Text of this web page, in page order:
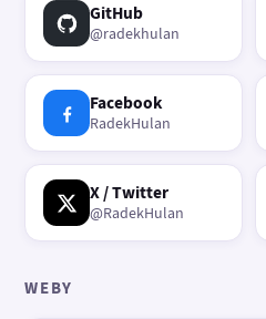
GitHub
@radekhulan
Facebook
RadekHulan
X / Twitter
@RadekHulan
WEBY